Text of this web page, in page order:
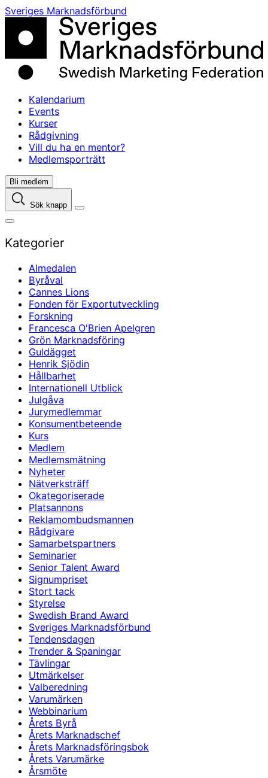
Skip
content
Sveriges Marknadsförbund
Kalendarium
Events
Kurser
Rådgivning
Vill du ha en mentor?
Medlemsporträtt
Bli medlem
Sök knapp
Kategorier
Almedalen
Byråval
Cannes Lions
Fonden för Exportutveckling
Forskning
Francesca O'Brien Apelgren
Grön Marknadsföring
Guldägget
Henrik Sjödin
Hållbarhet
Internationell Utblick
Julgåva
Jurymedlemmar
Konsumentbeteende
Kurs
Medlem
Medlemsmätning
Nyheter
Nätverksträff
Okategoriserade
Platsannons
Reklamombudsmannen
Rådgivare
Samarbetspartners
Seminarier
Senior Talent Award
Signumpriset
Stort tack
Styrelse
Swedish Brand Award
Sveriges Marknadsförbund
Tendensdagen
Trender & Spaningar
Tävlingar
Utmärkelser
Valberedning
Varumärken
Webbinarium
Årets Byrå
Årets Marknadschef
Årets Marknadsföringsbok
Årets Varumärke
Årsmöte